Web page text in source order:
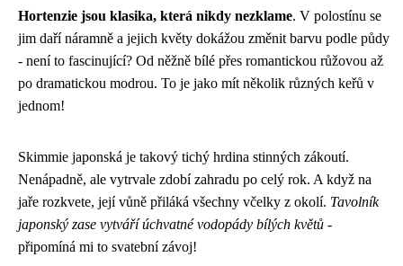
Hortenzie jsou klasika, která nikdy nezklame. V polostínu se
jim daří náramně a jejich květy dokážou změnit barvu podle půdy
- není to fascinující? Od něžně bílé přes romantickou růžovou až
po dramatickou modrou. To je jako mít několik různých keřů v
jednom!
Skimmie japonská je takový tichý hrdina stinných zákoutí.
Nenápadně, ale vytrvale zdobí zahradu po celý rok. A když na
jaře rozkvete, její vůně přiláká všechny včelky z okolí. Tavolník
japonský zase vytváří úchvatné vodopády bílých květů -
připomíná mi to svatební závoj!